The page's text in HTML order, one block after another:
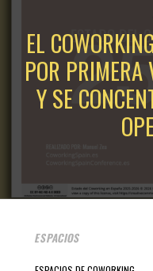
EL
POR PRIMERA
Y SE
ESPACIOS